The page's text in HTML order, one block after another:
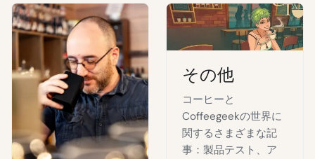
その他
コーヒーと
Coffeegeekの世界に
関するさまざまな記
事：製品テスト、ア